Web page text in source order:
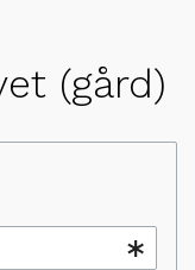
(gård)